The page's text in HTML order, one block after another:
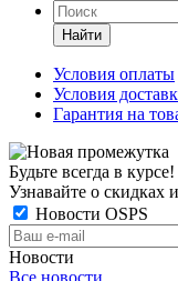
Найти
Условия оплаты
Условия
Гарантия на
Будьте всегда в курсе!
Узнавайте о скидках
Новости OSPS
Новости
Все новости